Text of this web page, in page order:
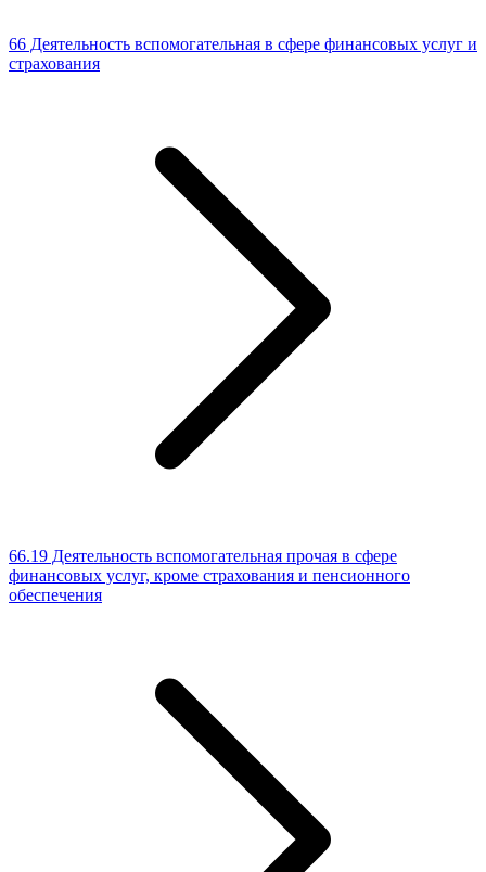
66 Деятельность вспомогательная в сфере финансовых услуг и
страхования
66.19 Деятельность вспомогательная прочая в сфере
финансовых услуг, кроме страхования и пенсионного
обеспечения